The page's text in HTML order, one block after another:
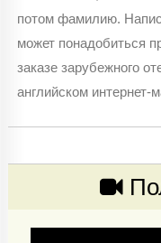
потом фамилию.
может понадобиться
заказе зарубежного
английском интернет-